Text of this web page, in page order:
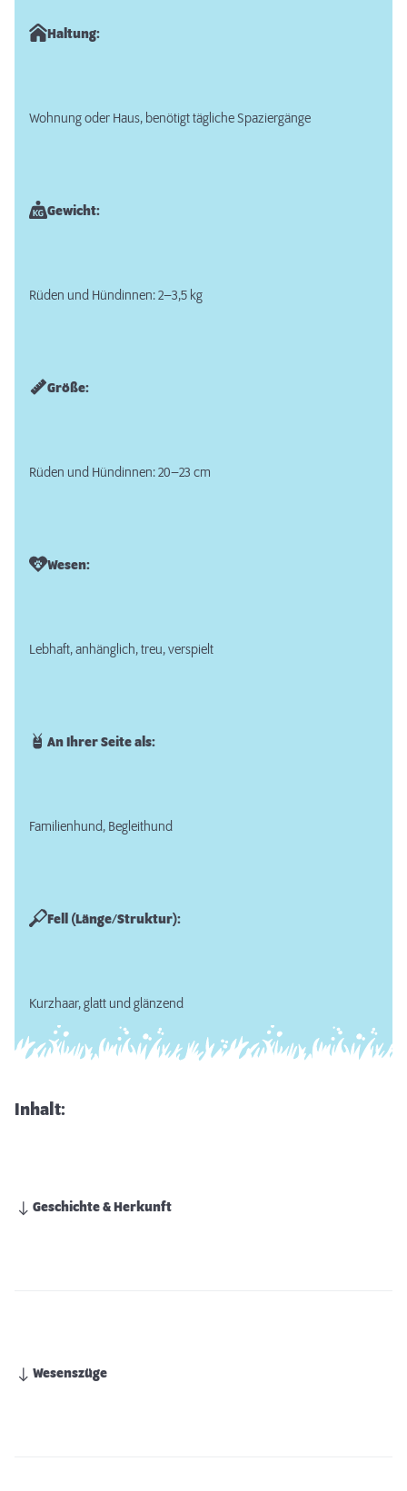
Haltung:
Wohnung oder Haus, benötigt tägliche Spaziergänge
Gewicht:
Rüden und Hündinnen: 2–3,5 kg
Größe:
Rüden und Hündinnen: 20–23 cm
Wesen:
Lebhaft, anhänglich, treu, verspielt
An Ihrer Seite als:
Familienhund, Begleithund
Fell (Länge/Struktur):
Kurzhaar, glatt und glänzend
Inhalt:
Geschichte & Herkunft
Wesenszüge